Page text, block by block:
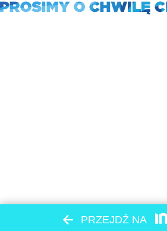
PRZEJDŹ NA